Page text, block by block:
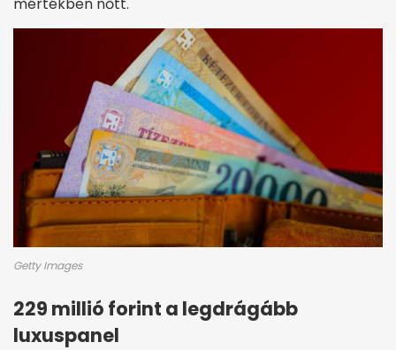
Getty Images
229 millió forint a legdrágább
luxuspanel